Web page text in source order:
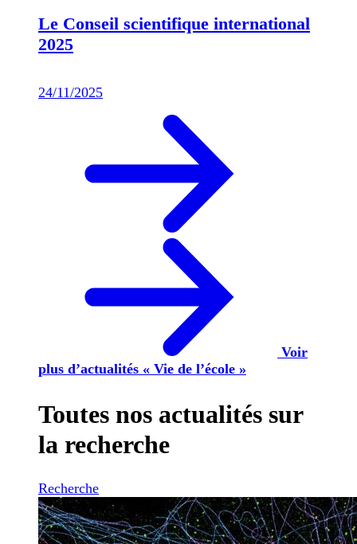
Le Conseil scientifique international
2025
24/11/2025
Voir
plus d’actualités « Vie de l’école »
Toutes nos actualités sur
la recherche
Recherche